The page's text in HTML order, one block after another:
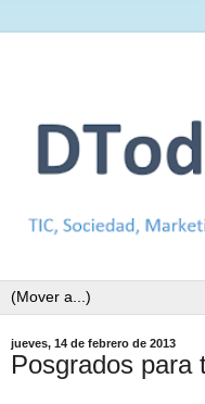
jueves, 14 de febrero de 2013
Posgrados para